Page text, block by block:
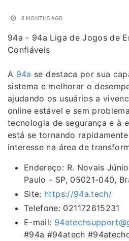
8 MONTHS AGO
94a - 94a Liga de Jogos de
Confiáveis
A 94a se destaca por sua
sistema e melhorar o
ajudando os usuários a
online estável e sem
tecnologia de segurança e à
está se tornando
interesse na área de
Endereço: R. Novais
Paulo - SP, 05021-040,
Site: https://94a.tech/
Telefone: 021172615231
E-mail:
#94a #94atech